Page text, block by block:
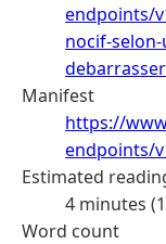
endpoints/
nocif-
Manifest
https://
endpoints/
Estimated
4 minutes
Word count